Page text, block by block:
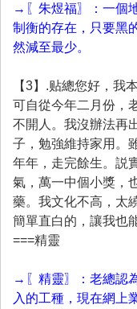
→〖朱煜福〗：一個
制衡的存在，只要黑
然減至最少。
【3】.贴總您好，我
可自從今年二月份，
不開人。我沒辦法再
子，勉強維持家用。
年年，走完餘生。説
氣，萬一中個小獎，
藥。我文化不高，太
簡單直白的，讓我也
===精靈
→〖精靈〗：老總認
入的工種，現在網上